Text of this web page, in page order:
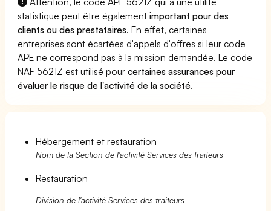
statistique peut être égalementimportant pour des
clients ou des prestataires. En effet, certaines
entreprises sont écartées d'appels d'offres si leur code
APE ne correspond pas à la mission demandée. Le code
NAF 5621Z est utilisé pourcertaines assurances pour
évaluer le risque de l'activité de la société.
Hébergement et restauration
Nom de la Section de l'activité Services des traiteurs
Restauration
Division de l'activité Services des traiteurs